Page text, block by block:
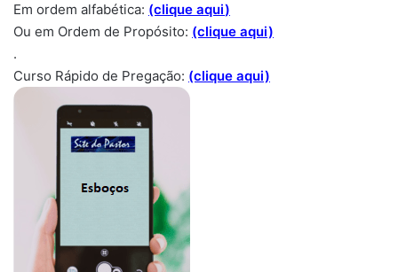
Em ordem alfabética: (clique aqui)
Ou em Ordem de Propósito: (clique aqui)
.
Curso Rápido de Pregação: (clique aqui)